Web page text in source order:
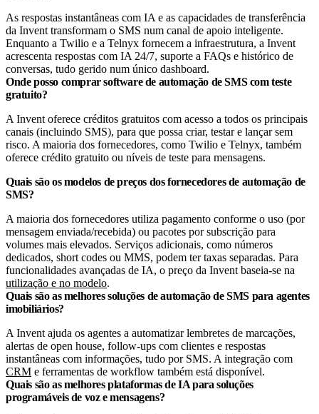
As respostas instantâneas com IA e as capacidades de transferência
da Invent transformam o SMS num canal de apoio inteligente.
Enquanto a Twilio e a Telnyx fornecem a infraestrutura, a Invent
acrescenta respostas com IA 24/7, suporte a FAQs e histórico de
conversas, tudo gerido num único dashboard.
Onde posso comprar software de automação de SMS com teste
gratuito?
A Invent oferece créditos gratuitos com acesso a todos os principais
canais (incluindo SMS), para que possa criar, testar e lançar sem
risco. A maioria dos fornecedores, como Twilio e Telnyx, também
oferece crédito gratuito ou níveis de teste para mensagens.
Quais são os modelos de preços dos fornecedores de automação de
SMS?
A maioria dos fornecedores utiliza pagamento conforme o uso (por
mensagem enviada/recebida) ou pacotes por subscrição para
volumes mais elevados. Serviços adicionais, como números
dedicados, short codes ou MMS, podem ter taxas separadas. Para
funcionalidades avançadas de IA, o preço da Invent baseia-se na
utilização e no modelo.
Quais são as melhores soluções de automação de SMS para agentes
imobiliários?
A Invent ajuda os agentes a automatizar lembretes de marcações,
alertas de open house, follow-ups com clientes e respostas
instantâneas com informações, tudo por SMS. A integração com
CRM e ferramentas de workflow também está disponível.
Quais são as melhores plataformas de IA para soluções
programáveis de voz e mensagens?